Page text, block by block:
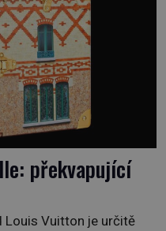
překvapující
Louis Vuitton je určitě